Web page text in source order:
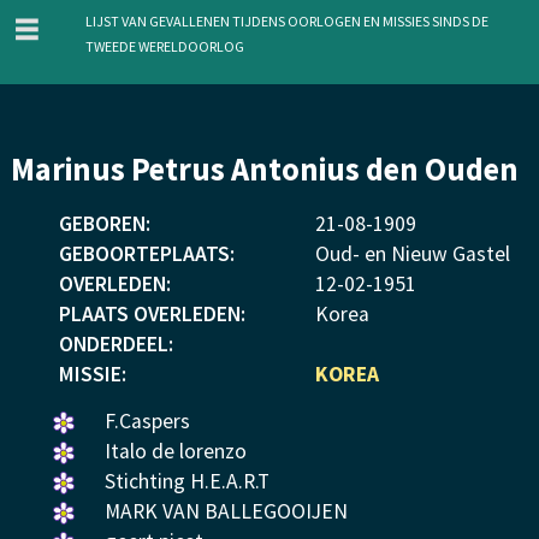
en
inhoud
menu
Lijst van gevallenen tijdens oorlogen en missies sinds de
Tweede Wereldoorlog
Marinus Petrus Antonius den Ouden
GEBOREN: 21-08-1909
GEBOORTEPLAATS:
Oud- en Nieuw Gastel
OVERLEDEN:
12-02-1951
PLAATS OVERLEDEN:
Korea
ONDERDEEL:
MISSIE:
KOREA
Een
bloemetje
gelegd.
F.Caspers
Een
bloemetje
gelegd.
Italo de lorenzo
Een
bloemetje
Stichting H.E.A.R.T
Een
MARK VAN BALLEGOOIJEN